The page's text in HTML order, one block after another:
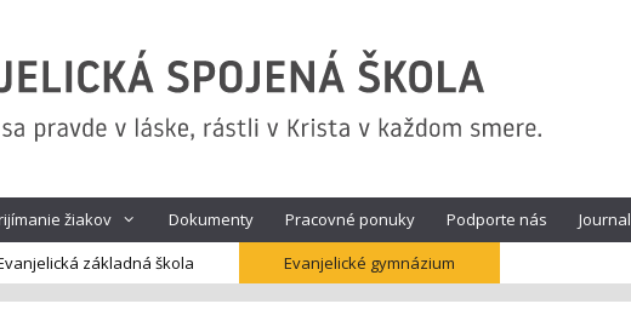
žiakov Dokumenty Pracovné ponuky Podporte nás Journal
základná škola Evanjelické gymnázium